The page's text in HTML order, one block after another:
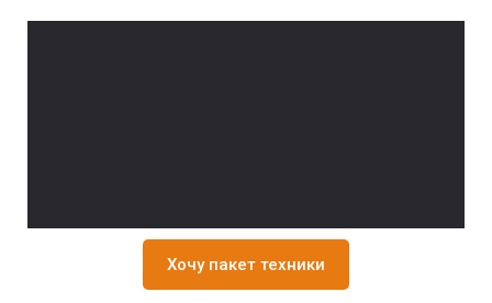
Хочу пакет техники